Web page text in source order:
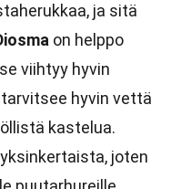
ja sitä
on helppo
viihtyy hyvin
hyvin vettä
kastelua.
joten